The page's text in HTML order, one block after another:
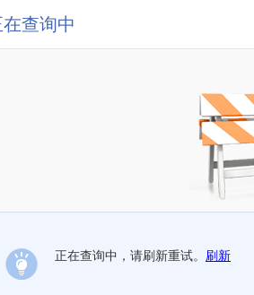
在查询中
正在查询中，请刷新重试。 刷新